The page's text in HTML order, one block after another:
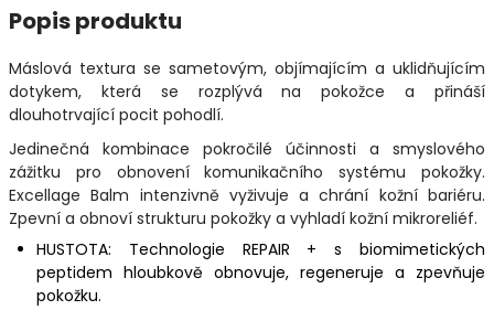
Popis produktu
Máslová textura se sametovým, objímajícím a uklidňujícím
dotykem, která se rozplývá na pokožce a přináší
dlouhotrvající pocit pohodlí.
Jedinečná kombinace pokročilé účinnosti a smyslového
zážitku pro obnovení komunikačního systému pokožky.
Excellage Balm intenzivně vyživuje a chrání kožní bariéru.
Zpevní a obnoví strukturu pokožky a vyhladí kožní mikroreliéf.
HUSTOTA: Technologie REPAIR + s biomimetických
peptidem hloubkově obnovuje, regeneruje a zpevňuje
pokožku.